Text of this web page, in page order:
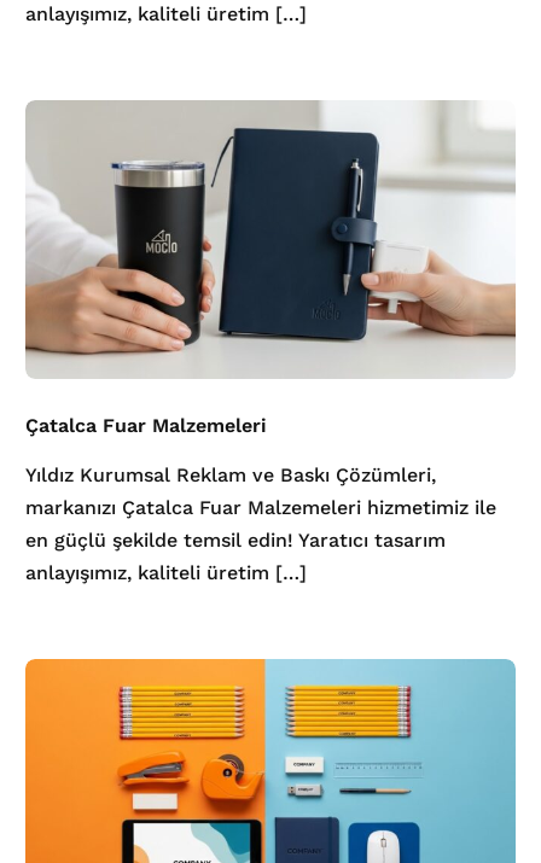
anlayışımız, kaliteli üretim […]
Çatalca Fuar Malzemeleri
Yıldız Kurumsal Reklam ve Baskı Çözümleri,
markanızı Çatalca Fuar Malzemeleri hizmetimiz ile
en güçlü şekilde temsil edin! Yaratıcı tasarım
anlayışımız, kaliteli üretim […]